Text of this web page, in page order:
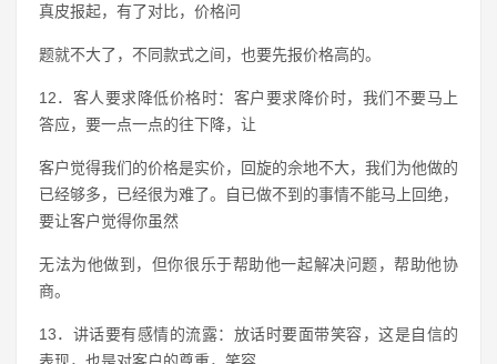
真皮报起，有了对比，价格问
题就不大了，不同款式之间，也要先报价格高的。
12．客人要求降低价格时：客户要求降价时，我们不要马上
答应，要一点一点的往下降，让
客户觉得我们的价格是实价，回旋的佘地不大，我们为他做的
已经够多，已经很为难了。自已做不到的事情不能马上回绝，
要让客户觉得你虽然
无法为他做到，但你很乐于帮助他一起解决问题，帮助他协
商。
13．讲话要有感情的流露：放话时要面带笑容，这是自信的